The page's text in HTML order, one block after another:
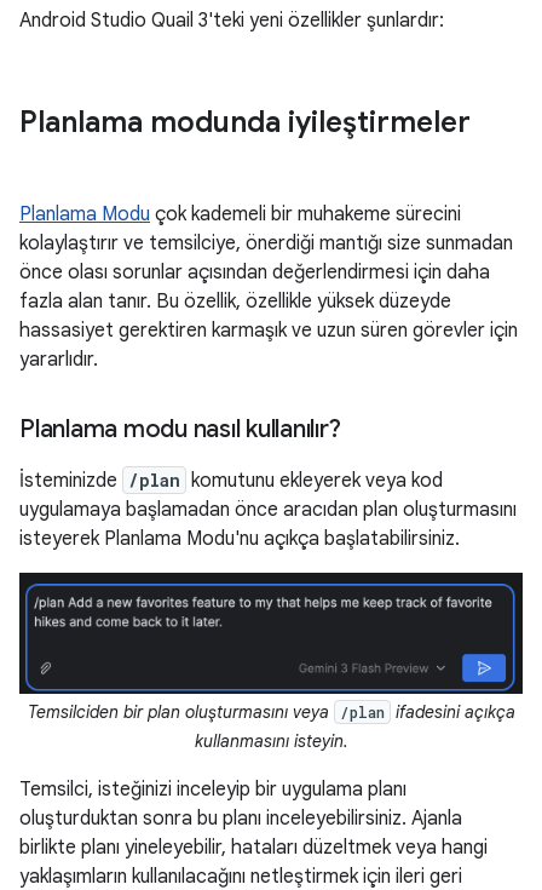
Android Studio Quail 3'teki yeni özellikler şunlardır:
Planlama modunda iyileştirmeler
Planlama Modu çok kademeli bir muhakeme sürecini
kolaylaştırır ve temsilciye, önerdiği mantığı size sunmadan
önce olası sorunlar açısından değerlendirmesi için daha
fazla alan tanır. Bu özellik, özellikle yüksek düzeyde
hassasiyet gerektiren karmaşık ve uzun süren görevler için
yararlıdır.
Planlama modu nasıl kullanılır?
İsteminizde /plan komutunu ekleyerek veya kod
uygulamaya başlamadan önce aracıdan plan oluşturmasını
isteyerek Planlama Modu'nu açıkça başlatabilirsiniz.
Temsilciden bir plan oluşturmasını veya /plan ifadesini açıkça
kullanmasını isteyin.
Temsilci, isteğinizi inceleyip bir uygulama planı
oluşturduktan sonra bu planı inceleyebilirsiniz. Ajanla
birlikte planı yineleyebilir, hataları düzeltmek veya hangi
yaklaşımların kullanılacağını netleştirmek için ileri geri